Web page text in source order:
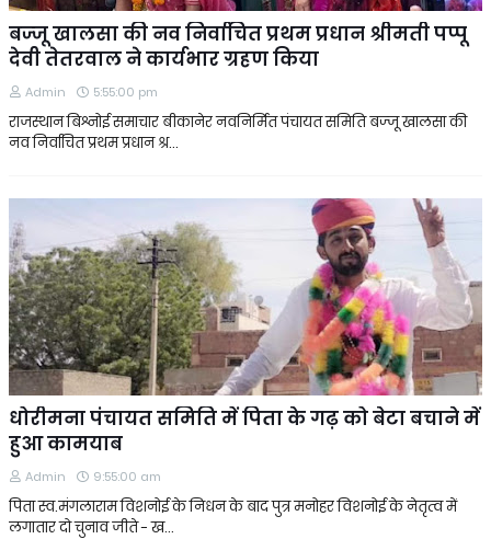
बज्जू खालसा की नव निर्वाचित प्रथम प्रधान श्रीमती पप्पू
देवी तेतरवाल ने कार्यभार ग्रहण किया
Admin 5:55:00 pm
राजस्थान बिश्नोई समाचार बीकानेर नवनिर्मित पंचायत समिति बज्जू खालसा की
नव निर्वाचित प्रथम प्रधान श्र…
धोरीमना पंचायत समिति में पिता के गढ़ को बेटा बचाने में
हुआ कामयाब
Admin 9:55:00 am
पिता स्व.मंगलाराम विशनोई के निधन के बाद पुत्र मनोहर विशनोई के नेतृत्व में
लगातार दो चुनाव जीते - ख…